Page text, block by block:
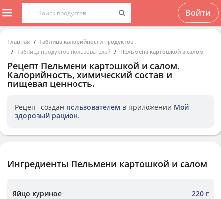
Войти
Главная
Таблица калорийности продуктов
Таблица продуктов пользователей
Пельмени картошкой и салом
Рецепт Пельмени картошкой и салом.
Калорийность, химический состав и
пищевая ценность.
Рецепт создан пользователем в приложении Мой
здоровый рацион.
Ингредиенты Пельмени картошкой и салом
Яйцо куриное 220 г